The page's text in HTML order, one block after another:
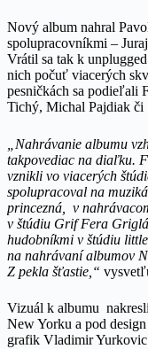
Nový album nahral
spolupracovníkmi –
Vrátil sa tak k
nich počuť viacerých
pesničkách sa podieľali
Tichý, Michal Pajdiak či
„Nahrávanie albumu
takpovediac na diaľku.
vznikli vo viacerých
spolupracoval na
princezná, v
v štúdiu Grif Fera
hudobníkmi v štúdiu
na nahrávaní albumov
Z pekla šťastie,“
Vizuál k albumu
New Yorku a pod
grafik Vladimir